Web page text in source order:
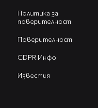
Политика за
поверителност
Поверителност
GDPR Инфо
Известия